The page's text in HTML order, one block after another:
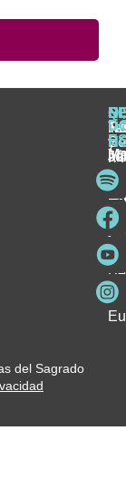
e
y
y
del Sagrado